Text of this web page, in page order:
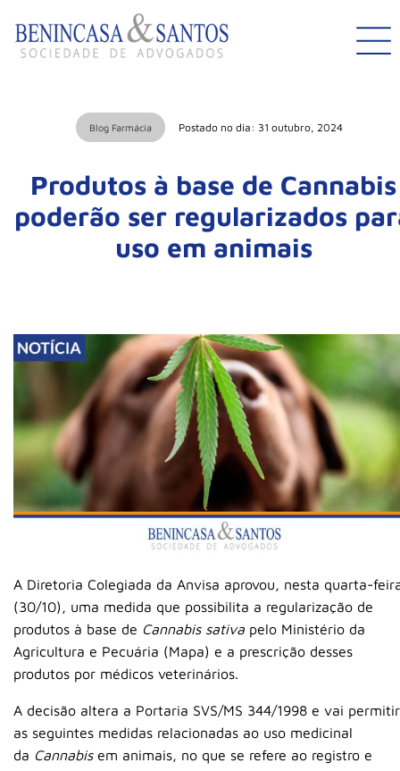
Blog Farmácia Postado no dia: 31 outubro, 2024
Produtos à base de Cannabis
poderão ser regularizados
uso em animais
A Diretoria Colegiada da Anvisa aprovou, nesta quarta-
(30/10), uma medida que possibilita a regularização de
produtos à base de Cannabis sativa pelo Ministério da
Agricultura e Pecuária (Mapa) e a prescrição desses
produtos por médicos veterinários.
A decisão altera a Portaria SVS/MS 344/1998 e vai permitir
as seguintes medidas relacionadas ao uso medicinal
da Cannabisem animais, no que se refere ao registro e